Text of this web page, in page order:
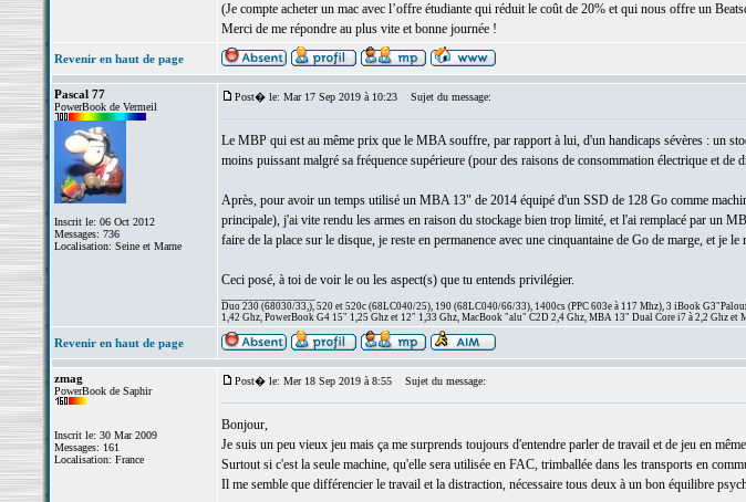
(Je compte acheter un mac avec l’offre étudiante qui réduit le coût de 20% et qui nous offre un
Merci de me répondre au plus vite et bonne journée !
Revenir en haut de page
Pascal 77
PowerBook de Vermeil
Inscrit le: 06 Oct 2012
Messages: 736
Localisation: Seine et Marne
Post� le: Mar 17 Sep 2019 à 10:23 Sujet du message:
Le MBP qui est au même prix que le MBA souffre, par rapport à lui, d'un handicaps sévères : un
moins puissant malgré sa fréquence supérieure (pour des raisons de consommation électrique et de
Après, pour avoir un temps utilisé un MBA 13" de 2014 équipé d'un SSD de 128 Go comme
principale), j'ai vite rendu les armes en raison du stockage bien trop limité, et l'ai remplacé par un
faire de la place sur le disque, je reste en permanence avec une cinquantaine de Go de marge, et je
Ceci posé, à toi de voir le ou les aspect(s) que tu entends privilégier.
Duo 230 (68030/33,), 520 et 520c (68LC040/25), 190 (68LC040/66/33), 1400cs (PPC 603e à 117 Mhz), 3 iBook
1,42 Ghz, PowerBook G4 15" 1,25 Ghz et 12" 1,33 Ghz, MacBook "alu" C2D 2,4 Ghz, MBA 13" Dual Core i7 à 2,2 Ghz et
Revenir en haut de page
zmag
PowerBook de Saphir
Inscrit le: 30 Mar 2009
Messages: 161
Localisation: France
Post� le: Mer 18 Sep 2019 à 8:55 Sujet du message:
Bonjour,
Je suis un peu vieux jeu mais ça me surprends toujours d'entendre parler de travail et de jeu en
Surtout si c'est la seule machine, qu'elle sera utilisée en FAC, trimballée dans les transports en
Il me semble que différencier le travail et la distraction, nécessaire tous deux à un bon équilibre